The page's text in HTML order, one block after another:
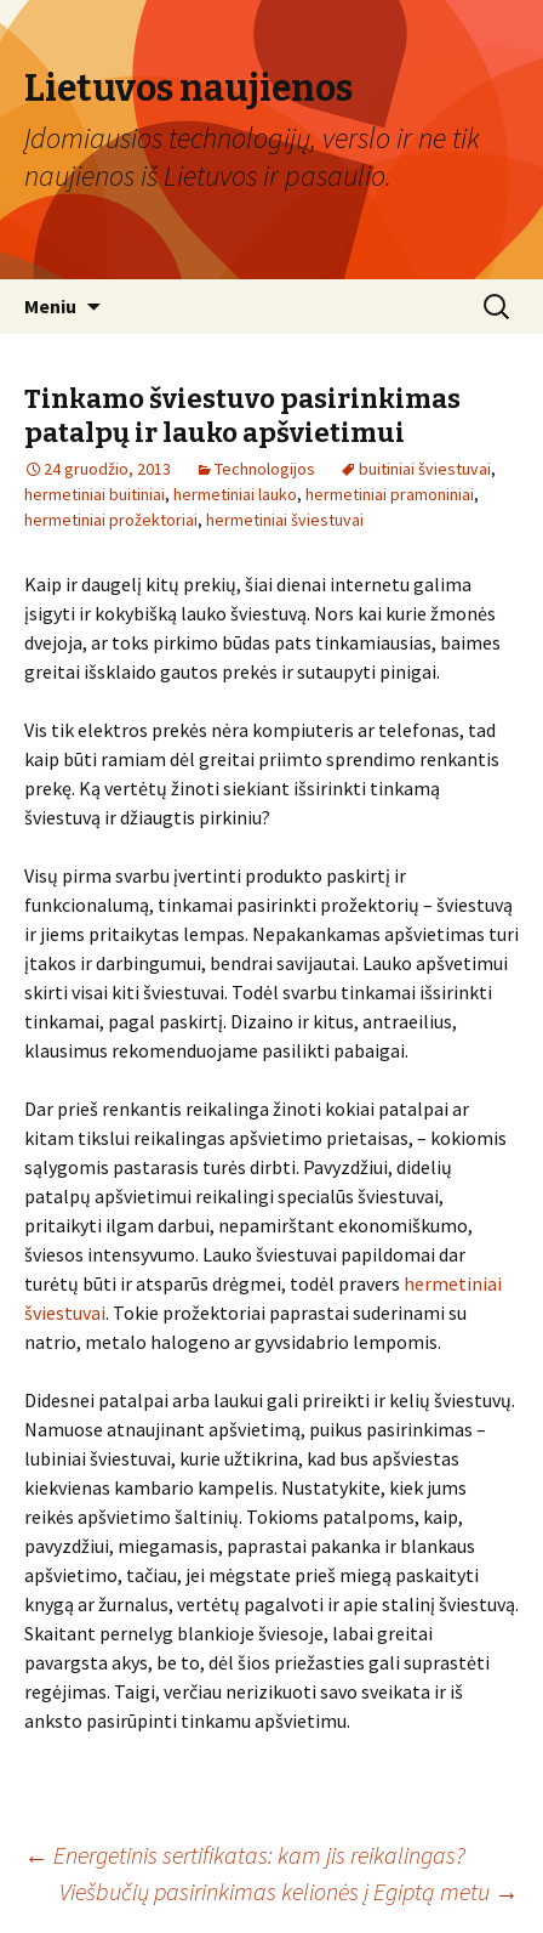
Lietuvos naujienos
Įdomiausios technologijų, verslo ir ne tik
naujienos iš Lietuvos ir pasaulio.
Meniu Ieškoti:
Tinkamo šviestuvo pasirinkimas
patalpų ir lauko apšvietimui
24 gruodžio, 2013 Technologijos buitiniai šviestuvai,
hermetiniai buitiniai, hermetiniai lauko, hermetiniai pramoniniai,
hermetiniai prožektoriai, hermetiniai šviestuvai
Kaip ir daugelį kitų prekių, šiai dienai internetu galima
įsigyti ir kokybišką lauko šviestuvą. Nors kai kurie žmonės
dvejoja, ar toks pirkimo būdas pats tinkamiausias, baimes
greitai išsklaido gautos prekės ir sutaupyti pinigai.
Vis tik elektros prekės nėra kompiuteris ar telefonas, tad
kaip būti ramiam dėl greitai priimto sprendimo renkantis
prekę. Ką vertėtų žinoti siekiant išsirinkti tinkamą
šviestuvą ir džiaugtis pirkiniu?
Visų pirma svarbu įvertinti produkto paskirtį ir
funkcionalumą, tinkamai pasirinkti prožektorių – šviestuvą
ir jiems pritaikytas lempas. Nepakankamas apšvietimas turi
įtakos ir darbingumui, bendrai savijautai. Lauko apšvetimui
skirti visai kiti šviestuvai. Todėl svarbu tinkamai išsirinkti
tinkamai, pagal paskirtį. Dizaino ir kitus, antraeilius,
klausimus rekomenduojame pasilikti pabaigai.
Dar prieš renkantis reikalinga žinoti kokiai patalpai ar
kitam tikslui reikalingas apšvietimo prietaisas, – kokiomis
sąlygomis pastarasis turės dirbti. Pavyzdžiui, didelių
patalpų apšvietimui reikalingi specialūs šviestuvai,
pritaikyti ilgam darbui, nepamirštant ekonomiškumo,
šviesos intensyvumo. Lauko šviestuvai papildomai dar
turėtų būti ir atsparūs drėgmei, todėl pravers hermetiniai
šviestuvai. Tokie prožektoriai paprastai suderinami su
natrio, metalo halogeno ar gyvsidabrio lempomis.
Didesnei patalpai arba laukui gali prireikti ir kelių šviestuvų.
Namuose atnaujinant apšvietimą, puikus pasirinkimas –
lubiniai šviestuvai, kurie užtikrina, kad bus apšviestas
kiekvienas kambario kampelis. Nustatykite, kiek jums
reikės apšvietimo šaltinių. Tokioms patalpoms, kaip,
pavyzdžiui, miegamasis, paprastai pakanka ir blankaus
apšvietimo, tačiau, jei mėgstate prieš miegą paskaityti
knygą ar žurnalus, vertėtų pagalvoti ir apie stalinį šviestuvą.
Skaitant pernelyg blankioje šviesoje, labai greitai
pavargsta akys, be to, dėl šios priežasties gali suprastėti
regėjimas. Taigi, verčiau nerizikuoti savo sveikata ir iš
anksto pasirūpinti tinkamu apšvietimu.
Įrašo
← Energetinis sertifikatas: kam jis reikalingas?
Viešbučių pasirinkimas kelionės į Egiptą metu →